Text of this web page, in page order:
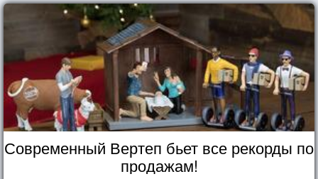
Современный Вертеп бьет все рекорды по
продажам!